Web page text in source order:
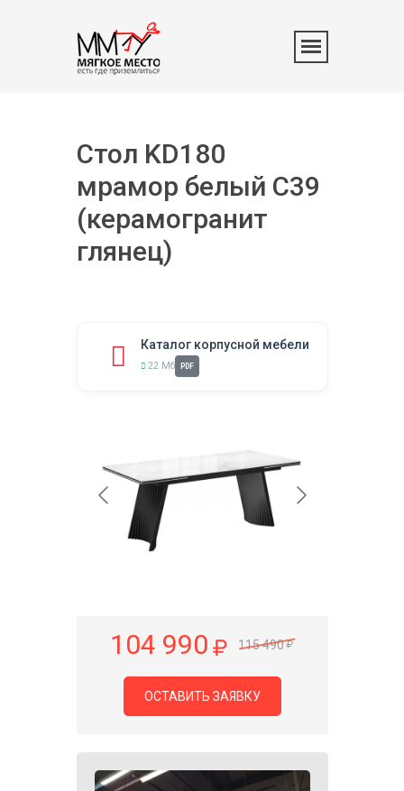
Стол KD180
мрамор белый C39
(керамогранит
глянец)
Каталог корпусной мебели
22 Мб PDF
104 990 115 490
ОСТАВИТЬ ЗАЯВКУ